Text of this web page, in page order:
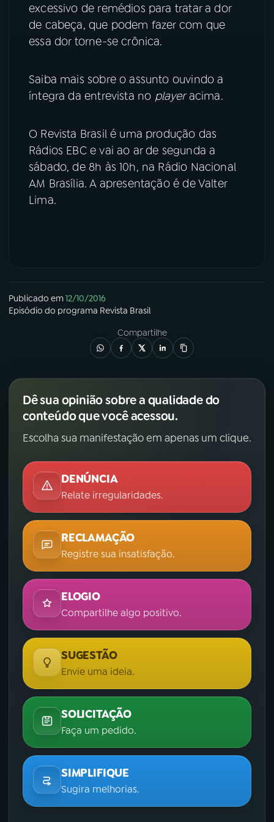
excessivo de remédios para tratar a dor
de cabeça, que podem fazer com que
essa dor torne-se crônica.
Saiba mais sobre o assunto ouvindo a
íntegra da entrevista no playeracima.
O Revista Brasil é uma produção das
Rádios EBC e vai ao ar de segunda a
sábado, de 8h às 10h, na Rádio Nacional
AM Brasília. A apresentação é de Valter
Lima.
Publicado em12/10/2016
Episódio do programa Revista Brasil
Compartilhe
Dê sua opinião sobre a qualidade do
conteúdo que você acessou.
Escolha sua manifestação em apenas um clique.
DENÚNCIA
Relate irregularidades.
RECLAMAÇÃO
Registre sua insatisfação.
ELOGIO
Compartilhe algo positivo.
SUGESTÃO
Envie uma ideia.
SOLICITAÇÃO
Faça um pedido.
SIMPLIFIQUE
Sugira melhorias.